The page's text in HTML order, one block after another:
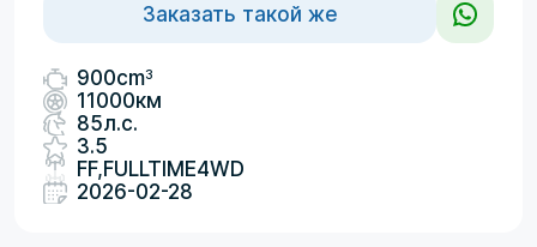
Заказать такой же
900cm3
11000км
85л.с.
3.5
FF,FULLTIME4WD
2026-02-28